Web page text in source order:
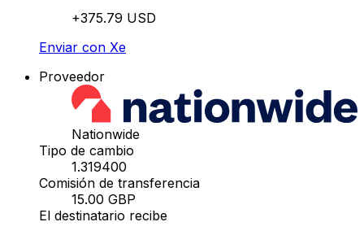
+375.79 USD
Enviar con Xe
Proveedor
Nationwide
Tipo de cambio
1.319400
Comisión de transferencia
15.00 GBP
El destinatario recibe